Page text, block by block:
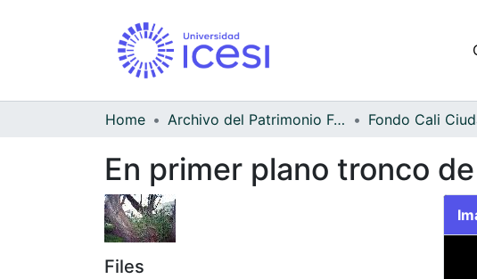
Home Archivo del Patrimonio Fotográfico y Fílmico del Valle del Cauca Fondo Cali
En primer plano tronco
Files